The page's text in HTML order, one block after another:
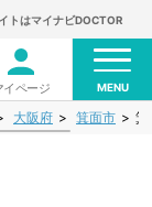
トはマイナビDOCTOR
イページ MENU
大阪府 箕面市 箕